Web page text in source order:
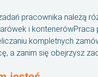
pracownika należą
i kontenerówPraca
kompletnych
a zanim się obejrzysz